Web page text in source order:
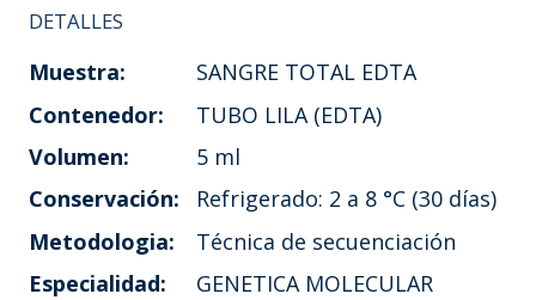
DETALLES
Muestra:
SANGRE TOTAL EDTA
Contenedor:
TUBO LILA (EDTA)
Volumen:
5 ml
Conservación:
Refrigerado: 2 a 8 °C (30 días)
Metodologia:
Técnica de secuenciación
Especialidad:
GENETICA MOLECULAR